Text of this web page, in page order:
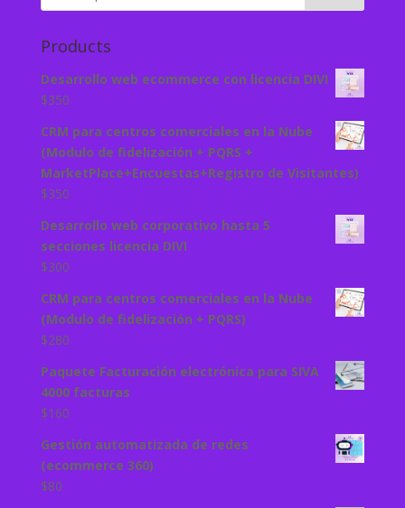
Products
Desarrollo web ecommerce con licencia DIVI
$350
CRM para centros comerciales en la Nube
(Modulo de fidelización + PQRS +
MarketPlace+Encuestas+Registro de Visitantes)
$350
Desarrollo web corporativo hasta 5
secciones licencia DIVI
$300
CRM para centros comerciales en la Nube
(Modulo de fidelización + PQRS)
$280
Paquete Facturación electrónica para SIVA
4000 facturas
$160
Gestión automatizada de redes
(ecommerce 360)
$80